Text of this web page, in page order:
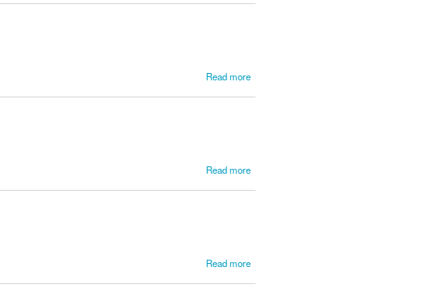
François
Read more
Read more
Roger de
Read more
Giulio